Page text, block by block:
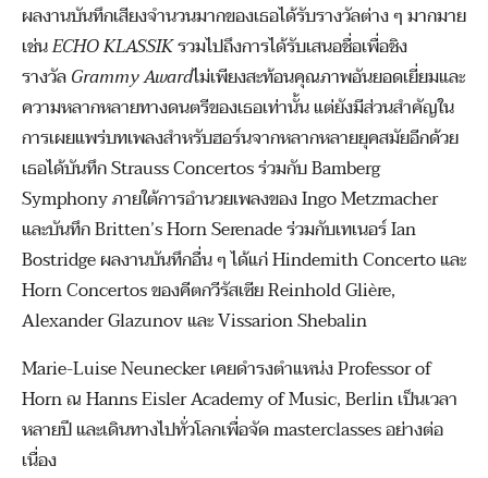
ผลงานบันทึกเสียงจำนวนมากของเธอได้รับรางวัลต่าง ๆ มากมาย
เช่นECHO KLASSIKรวมไปถึงการได้รับเสนอชื่อเพื่อชิง
รางวัลGrammy Awardไม่เพียงสะท้อนคุณภาพอันยอดเยี่ยมและ
ความหลากหลายทางดนตรีของเธอเท่านั้น แต่ยังมีส่วนสำคัญใน
การเผยแพร่บทเพลงสำหรับฮอร์นจากหลากหลายยุคสมัยอีกด้วย
เธอได้บันทึก Strauss Concertos ร่วมกับ Bamberg
Symphony ภายใต้การอำนวยเพลงของ Ingo Metzmacher
และบันทึก Britten’s Horn Serenade ร่วมกับเทเนอร์ Ian
Bostridge ผลงานบันทึกอื่น ๆ ได้แก่ Hindemith Concerto และ
Horn Concertos ของคีตกวีรัสเซีย Reinhold Glière,
Alexander Glazunov และ Vissarion Shebalin
Marie-Luise Neunecker เคยดำรงตำแหน่ง Professor of
Horn ณ Hanns Eisler Academy of Music, Berlin เป็นเวลา
หลายปี และเดินทางไปทั่วโลกเพื่อจัด masterclasses อย่างต่อ
เนื่อง